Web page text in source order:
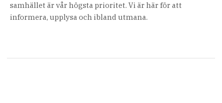
samhället är vår högsta prioritet. Vi är här för att
informera, upplysa och ibland utmana.